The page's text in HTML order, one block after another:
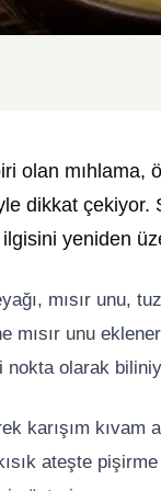
olan mıhlama,
dikkat
yeniden
mısır unu,
mısır unu
nokta olarak
karışım kıvam
ateşte